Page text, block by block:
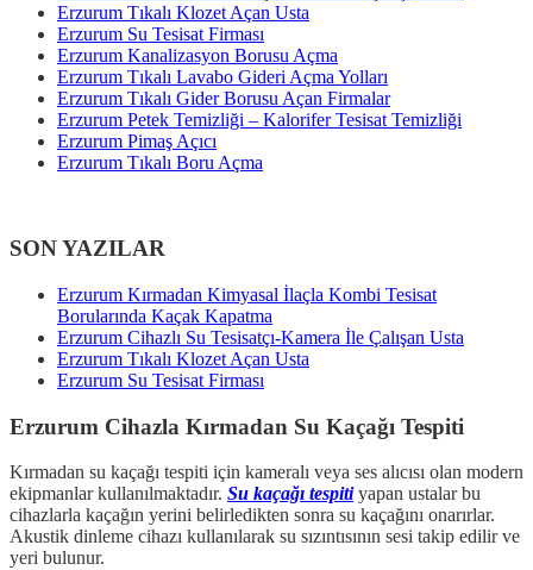
Erzurum Tıkalı Klozet Açan Usta
Erzurum Su Tesisat Firması
Erzurum Kanalizasyon Borusu Açma
Erzurum Tıkalı Lavabo Gideri Açma Yolları
Erzurum Tıkalı Gider Borusu Açan Firmalar
Erzurum Petek Temizliği – Kalorifer Tesisat Temizliği
Erzurum Pimaş Açıcı
Erzurum Tıkalı Boru Açma
SON YAZILAR
Erzurum Kırmadan Kimyasal İlaçla Kombi Tesisat
Borularında Kaçak Kapatma
Erzurum Cihazlı Su Tesisatçı-Kamera İle Çalışan Usta
Erzurum Tıkalı Klozet Açan Usta
Erzurum Su Tesisat Firması
Erzurum Cihazla Kırmadan Su Kaçağı Tespiti
Kırmadan su kaçağı tespiti için kameralı veya ses alıcısı olan modern
ekipmanlar kullanılmaktadır. Su kaçağı tespitiyapan ustalar bu
cihazlarla kaçağın yerini belirledikten sonra su kaçağını onarırlar.
Akustik dinleme cihazı kullanılarak su sızıntısının sesi takip edilir ve
yeri bulunur.